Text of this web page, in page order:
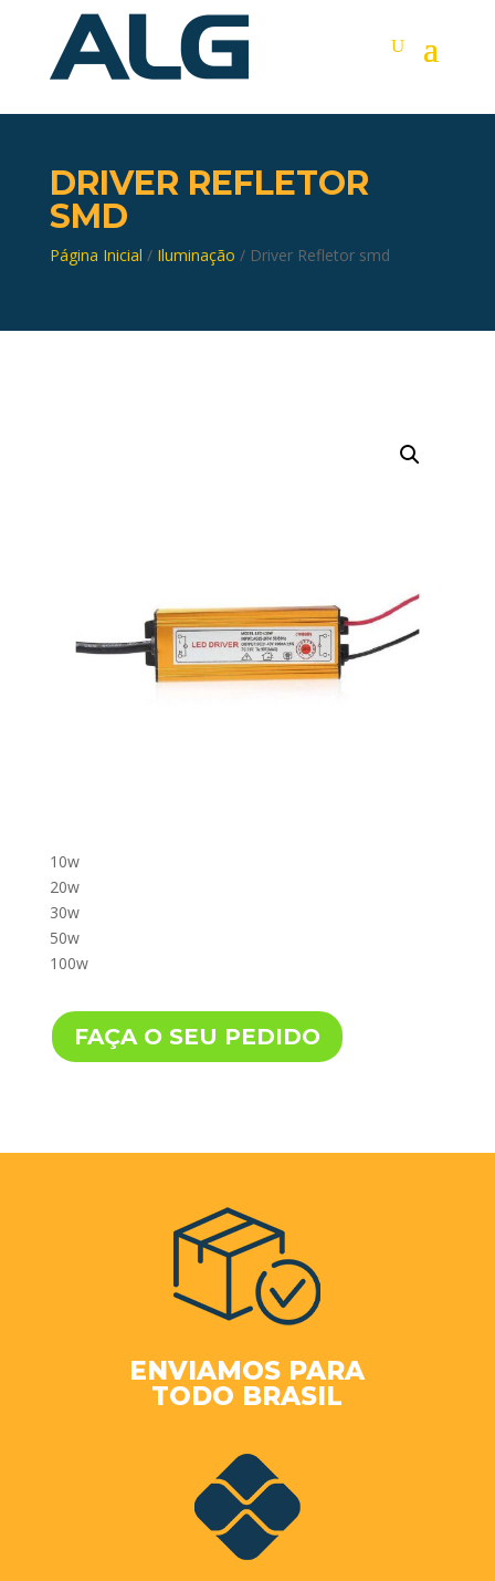
DRIVER REFLETOR
SMD
Página Inicial / Iluminação / Driver Refletor smd
10w
20w
30w
50w
100w
FAÇA O SEU PEDIDO
ENVIAMOS PARA
TODO BRASIL